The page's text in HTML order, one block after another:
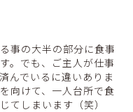
事の大半の部分に食事
。でも、ご主人が仕事
んでいるに違いありま
向けて、一人台所で食
てしまいます（笑）